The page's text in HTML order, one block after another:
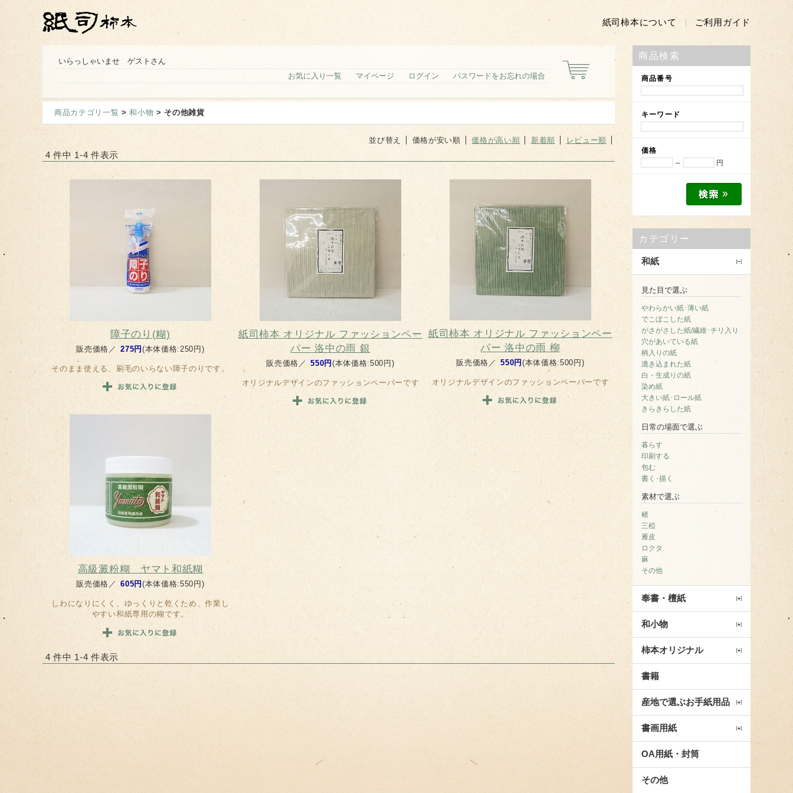
ご利用ガイド
紙司柿本について
いらっしゃいませ ゲストさん
お気に入り一覧
マイページ ログイン パスワードをお忘れの場合
商品カテゴリ一覧 >和小物 > その他雑貨
並び替え 価格が安い順 価格が高い順 新着順 レビュー順
4 件中 1-4 件表示
障子のり(糊)
販売価格／ 275円(本体価格:250円)
そのまま使える、刷毛のいらない障子のりです。
紙司柿本 オリジナル ファッションペー
パー 洛中の雨 銀
販売価格／ 550円(本体価格:500円)
オリジナルデザインのファッションペーパーです
紙司柿本 オリジナル ファッションペー
パー 洛中の雨 柳
販売価格／ 550円(本体価格:500円)
オリジナルデザインのファッションペーパーです
高級澱粉糊 ヤマト和紙糊
販売価格／ 605円(本体価格:550円)
しわになりにくく、ゆっくりと乾くため、作業し
やすい和紙専用の糊です。
4 件中 1-4 件表示
商品検索
商品番号
キーワード
価格
～
円
カテゴリー
和紙
見た目で選ぶ
やわらかい紙･薄い紙
でこぼこした紙
がさがさした紙/繊維･チリ入り
穴があいている紙
柄入りの紙
漉き込まれた紙
白・生成りの紙
染め紙
大きい紙･ロール紙
きらきらした紙
日常の場面で選ぶ
暮らす
印刷する
包む
書く･描く
素材で選ぶ
楮
三椏
雁皮
ロクタ
麻
その他
奉書・檀紙
和小物
柿本オリジナル
書籍
産地で選ぶお手紙用品
書画用紙
OA用紙・封筒
その他